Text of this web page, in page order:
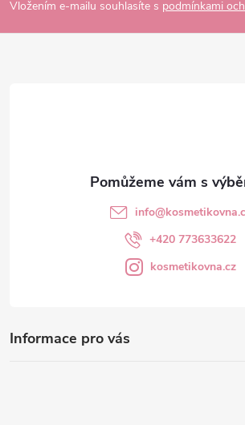
a
Vložením e-mailu souhlasíte s podmínkami
Informace pro vás
info@
+420 773633622
kosmetikovna.cz